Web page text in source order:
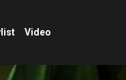
Video